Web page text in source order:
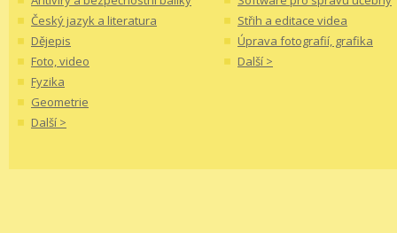
Český jazyk a literatura
Dějepis
Foto, video
Fyzika
Geometrie
Další >
Střih a editace videa
Úprava fotografií, grafika
Další >